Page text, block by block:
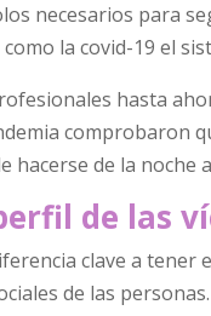
necesarios para
la covid-19 el
hasta
comprobaron
hacerse de la noche
de las
clave a tener
de las